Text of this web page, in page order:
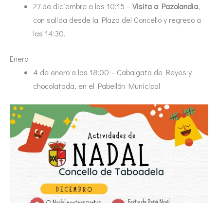
27 de diciembre a las 10:15 –Visita a Pazolandia,
con salida desde la Plaza del Concello y regreso a
las 14:30.
Enero
4 de enero a las 18:00 – Cabalgata de Reyes y
chocolatada, en el Pabellón Municipal